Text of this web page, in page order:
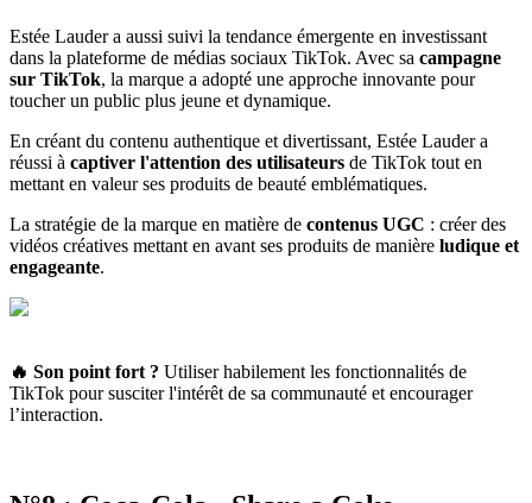
Estée Lauder a aussi suivi la tendance émergente en investissant
dans la plateforme de médias sociaux TikTok. Avec sa campagne
sur TikTok, la marque a adopté une approche innovante pour
toucher un public plus jeune et dynamique.
En créant du contenu authentique et divertissant, Estée Lauder a
réussi à captiver l'attention des utilisateurs de TikTok tout en
mettant en valeur ses produits de beauté emblématiques.
La stratégie de la marque en matière de contenus UGC : créer des
vidéos créatives mettant en avant ses produits de manière ludique et
engageante.
🔥 Son point fort ? Utiliser habilement les fonctionnalités de
TikTok pour susciter l'intérêt de sa communauté et encourager
l’interaction.